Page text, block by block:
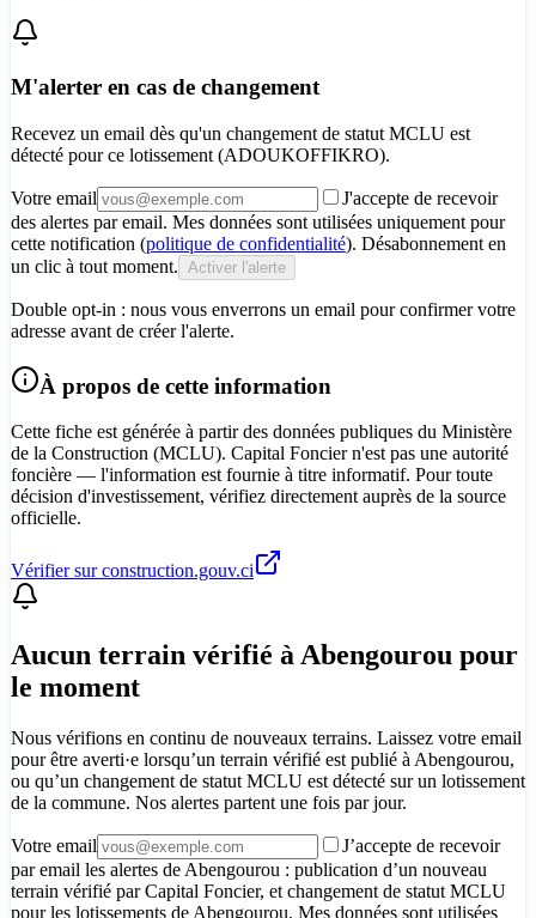
M'alerter en cas de changement
Recevez un email dès qu'un changement de statut MCLU est
détecté pource lotissement (ADOUKOFFIKRO).
Votre email
J'accepte de recevoir
des alertes par email. Mes données sont utilisées uniquement pour
cette notification (politique de confidentialité). Désabonnement en
un clic à tout moment. Activer l'alerte
Double opt-in : nous vous enverrons un email pour confirmer votre
adresse avant de créer l'alerte.
À propos de cette information
Cette fiche est générée à partir des données publiques du Ministère
de la Construction (MCLU). Capital Foncier n'est pas une autorité
foncière — l'information est fournie à titre informatif. Pour toute
décision d'investissement, vérifiez directement auprès de la source
officielle.
Vérifier sur construction.gouv.ci
Aucun terrain vérifié à Abengourou pour
le moment
Nous vérifions en continu de nouveaux terrains. Laissez votre email
pour être averti·e lorsqu’un terrain vérifié est publié à Abengourou,
ou qu’un changement de statut MCLU est détecté sur un lotissement
de la commune. Nos alertes partent une fois par jour.
Votre email
J’accepte de recevoir
par email les alertes de Abengourou : publication d’un nouveau
terrain vérifié par Capital Foncier, et changement de statut MCLU
pour les lotissements de Abengourou. Mes données sont utilisées